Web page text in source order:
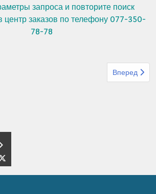
запроса и повторите поиск
центр заказов по телефону 077-350-
78-78
тур из Израиля Метрополь
Следующий:
Вперед